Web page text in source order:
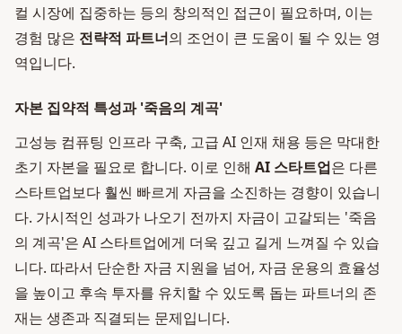
컬 시장에 집중하는 등의 창의적인 접근이 필요하며, 이는
경험 많은 전략적 파트너의 조언이 큰 도움이 될 수 있는 영
역입니다.
자본 집약적 특성과 '죽음의 계곡'
고성능 컴퓨팅 인프라 구축, 고급 AI 인재 채용 등은 막대한
초기 자본을 필요로 합니다. 이로 인해 AI 스타트업은 다른
스타트업보다 훨씬 빠르게 자금을 소진하는 경향이 있습니
다. 가시적인 성과가 나오기 전까지 자금이 고갈되는 '죽음
의 계곡'은 AI 스타트업에게 더욱 깊고 길게 느껴질 수 있습
니다. 따라서 단순한 자금 지원을 넘어, 자금 운용의 효율성
을 높이고 후속 투자를 유치할 수 있도록 돕는 파트너의 존
재는 생존과 직결되는 문제입니다.